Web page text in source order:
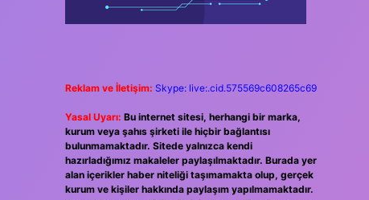
Reklam ve İletişim: Skype: live:.cid.575569c608265c69
Yasal Uyarı: Bu internet sitesi, herhangi bir marka,
kurum veya şahıs şirketi ile hiçbir bağlantısı
bulunmamaktadır. Sitede yalnızca kendi
hazırladığımız makaleler paylaşılmaktadır. Burada yer
alan içerikler haber niteliği taşımamakta olup, gerçek
kurum ve kişiler hakkında paylaşım yapılmamaktadır.